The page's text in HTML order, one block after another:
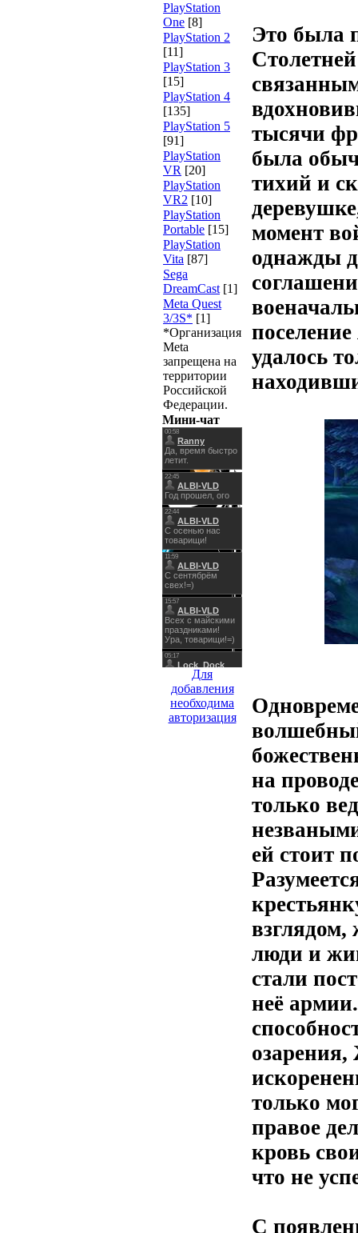
PlayStation
One [8]
PlayStation 2
[11]
PlayStation 3
[15]
PlayStation 4
[135]
PlayStation 5
[91]
PlayStation
VR [20]
PlayStation
VR2 [10]
PlayStation
Portable [15]
PlayStation
Vita [87]
Sega
DreamCast [1]
Meta Quest
3/3S* [1]
*Организация
Meta
запрещена на
территории
Российской
Федерации.
Мини-чат
Для
добавления
необходима
авторизация
Это была
тысячи
была
тихий и
момент
однажды
удалось
на
только
ей стоит
взглядом,
люди и
стали
неё
только
правое
кровь
что не
С